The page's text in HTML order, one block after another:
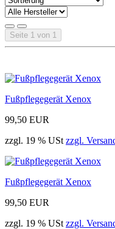
Seite 1 von 1
Fußpflegegerät Xenox
99,50 EUR
zzgl. 19 % USt zzgl.
Fußpflegegerät Xenox
99,50 EUR
zzgl. 19 % USt zzgl.